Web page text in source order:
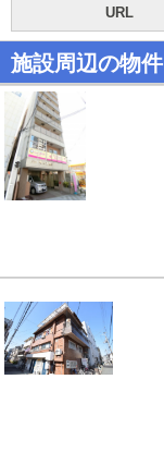
URL
施設周辺の物件